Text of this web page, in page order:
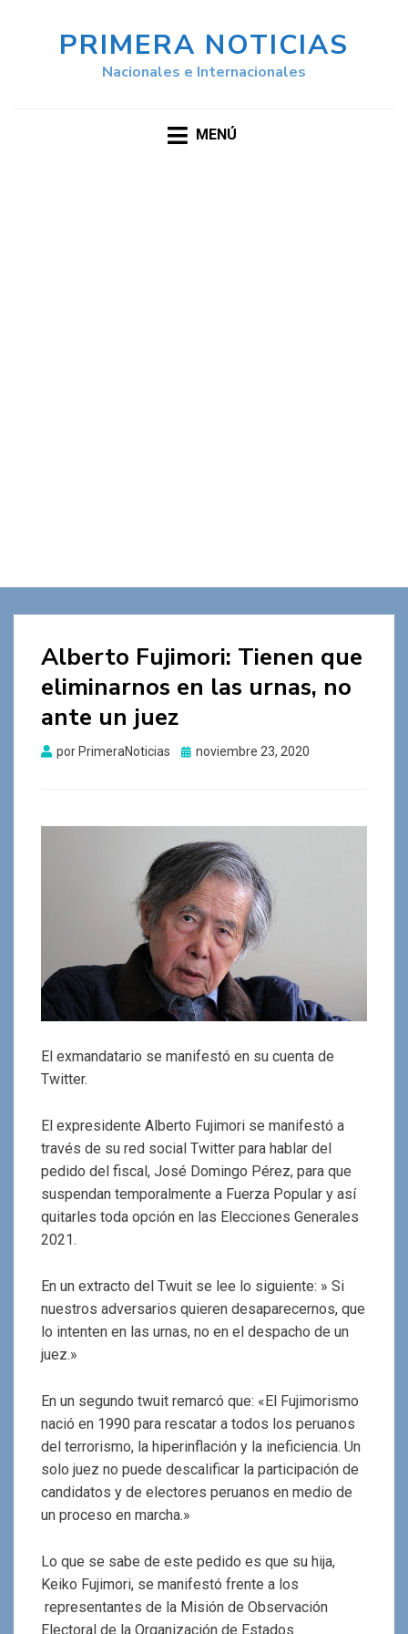
PRIMERA NOTICIAS
Nacionales e Internacionales
MENÚ
Alberto Fujimori: Tienen que
eliminarnos en las urnas, no
ante un juez
por PrimeraNoticias
Publicado
noviembre 23, 2020
El exmandatario se manifestó en su cuenta de
Twitter.
El expresidente Alberto Fujimori se manifestó a
través de su red social Twitter para hablar del
pedido del fiscal, José Domingo Pérez, para que
suspendan temporalmente a Fuerza Popular y así
quitarles toda opción en las Elecciones Generales
2021.
En un extracto del Twuit se lee lo siguiente: » Si
nuestros adversarios quieren desaparecernos, que
lo intenten en las urnas, no en el despacho de un
juez.»
En un segundo twuit remarcó que: «El Fujimorismo
nació en 1990 para rescatar a todos los peruanos
del terrorismo, la hiperinflación y la ineficiencia. Un
solo juez no puede descalificar la participación de
candidatos y de electores peruanos en medio de
un proceso en marcha.»
Lo que se sabe de este pedido es que su hija,
Keiko Fujimori, se manifestó frente a los
representantes de la Misión de Observación
Electoral de la Organización de Estados